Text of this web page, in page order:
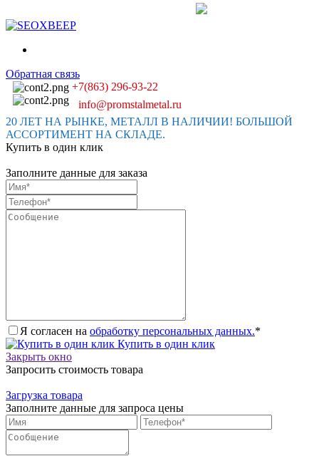
Обратная связь
+7(863) 296-93-22
info@promstalmetal.ru
20 ЛЕТ НА РЫНКЕ, МЕТАЛЛ В НАЛИЧИИ! БОЛЬШОЙ
АССОРТИМЕНТ НА СКЛАДЕ.
Купить в один клик
Заполните данные для заказа
Я согласен на обработку персональных данных.*
Купить в один клик
Закрыть окно
Запросить стоимость товара
Загрузка товара
Заполните данные для запроса цены